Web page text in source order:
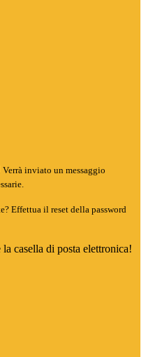
Verrà inviato un messaggio
Effettua il reset della password
casella di posta elettronica!